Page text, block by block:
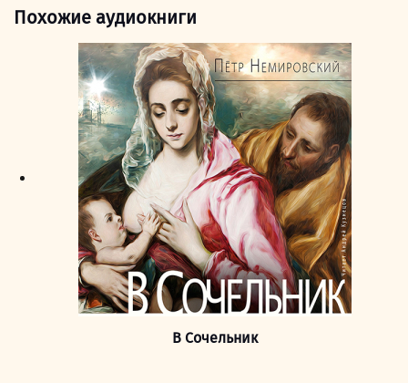
Похожие аудиокниги
В Сочельник